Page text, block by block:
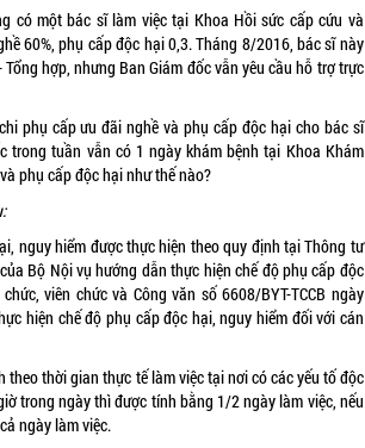
có một bác sĩ làm việc tại Khoa Hồi sức cấp cứu và
60%, phụ cấp độc hại 0,3. Tháng 8/2016, bác sĩ này
hợp, nhưng Ban Giám đốc vẫn yêu cầu hỗ trợ trực
phụ cấp ưu đãi nghề và phụ cấp độc hại cho bác sĩ
trong tuần vẫn có 1 ngày khám bệnh tại Khoa Khám
phụ cấp độc hại như thế nào?
nguy hiểm được thực hiện theo quy định tại Thông tư
Bộ Nội vụ hướng dẫn thực hiện chế độ phụ cấp độc
viên chức và Công văn số 6608/BYT-TCCB ngày
hiện chế độ phụ cấp độc hại, nguy hiểm đối với cán
theo thời gian thực tế làm việc tại nơi có các yếu tố độc
trong ngày thì được tính bằng 1/2 ngày làm việc, nếu
ngày làm việc.